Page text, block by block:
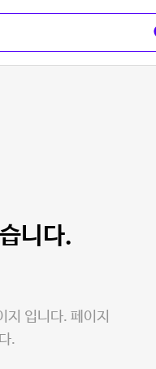
니다.
지 입니다. 페이지
.